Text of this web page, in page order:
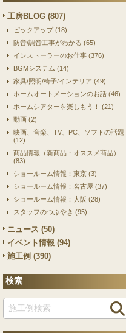
工房BLOG (807)
ピックアップ (18)
防音/調音工事がわかる (65)
インストーラーのお仕事 (376)
BGMシステム (14)
家具/照明/椅子/インテリア (49)
ホームオートメーションのお話 (46)
ホームシアターを楽しもう！ (21)
動画 (2)
映画、音楽、TV、PC、ソフトの話題
(12)
商品情報（新商品・オススメ商品）
(83)
ショールーム情報：東京 (3)
ショールーム情報：名古屋 (37)
ショールーム情報：大阪 (28)
スタッフのつぶやき (95)
ニュース (50)
イベント情報 (94)
施工例 (390)
検索